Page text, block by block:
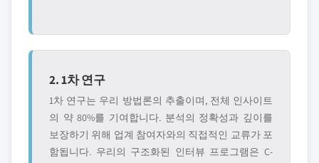
2. 1차 연구
1차 연구는 우리 방법론의 추출이며, 전체 인사이트
의 약 80%를 기여합니다. 분석의 정확성과 깊이를
보장하기 위해 업계 참여자와의 직접적인 교류가 포
함됩니다. 우리의 구조화된 인터뷰 프로그램은 C-